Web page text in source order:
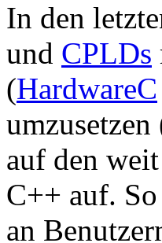
In den
und CPLDs
(HardwareC
umzusetzen
auf den
C++ auf.
an